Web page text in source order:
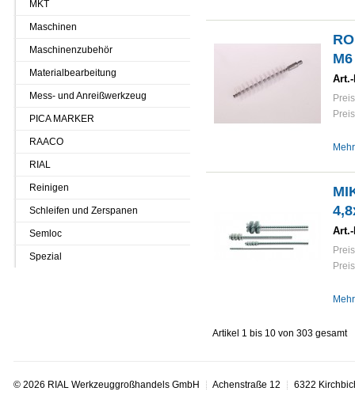
Art.-
Art.-
Artikel 1 bis 10 von 303 gesamt
MKT
Maschinen
Maschinenzubehör
Materialbearbeitung
Mess- und Anreißwerkzeug
PICA MARKER
RAACO
RIAL
Reinigen
Schleifen und Zerspanen
Semloc
Spezial
© 2026 RIAL Werkzeuggroßhandels GmbH Achenstraße 12 6322